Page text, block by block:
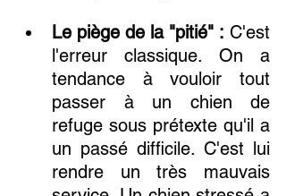
Le piège de la "pitié" : C'est
l'erreur classique. On a
tendance à vouloir tout
passer à un chien de
refuge sous prétexte qu'il a
un passé difficile. C'est lui
rendre un très mauvais